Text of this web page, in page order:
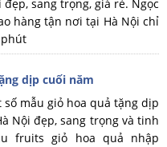
sang trọng, giá rẻ. Ngọc
hàng tận nơi tại Hà Nội chỉ
dịp cuối năm
mẫu giỏ hoa quả tặng dịp
Nội đẹp, sang trọng và tinh
fruits giỏ hoa quả nhập